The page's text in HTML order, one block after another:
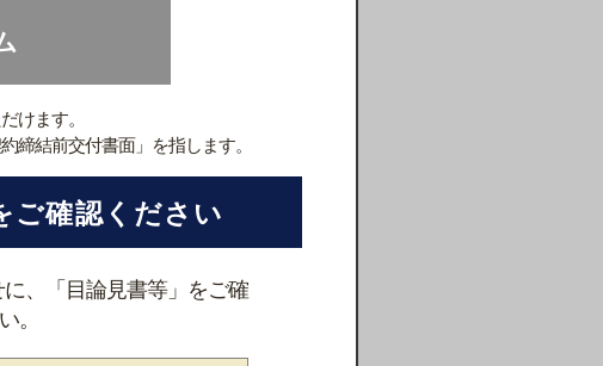
けます。
締結前交付書面」を指します。
ご確認ください
、「目論見書等」をご確
。